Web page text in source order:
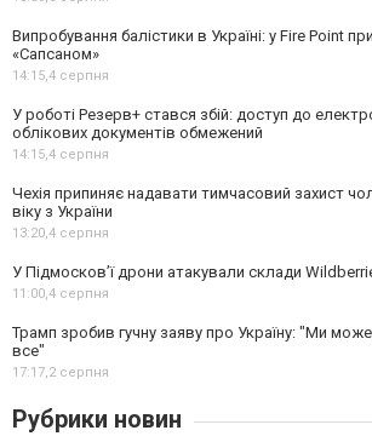
Випробування балістики в Україні: у Fire Point
«Сапсаном»
14:15,4 серпня
У роботі Резерв+ стався збій: доступ до
облікових документів обмежений
14:15,4 серпня
Чехія припиняє надавати тимчасовий захист
віку з України
13:20,4 серпня
У Підмосков’ї дрони атакували склади
11:00,4 серпня
Трамп зробив гучну заяву про Україну: "Ми
все"
17:17,2 серпня
Рубрики новин